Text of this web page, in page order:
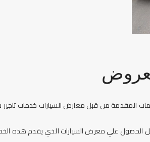
المقدمة من قبل معارض السيارات خدمات تاجير
الحصول علي معرض السيارات الذي يقدم هذه